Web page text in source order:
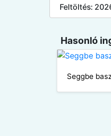
Feltöltés:
Hasonló
Seggbe